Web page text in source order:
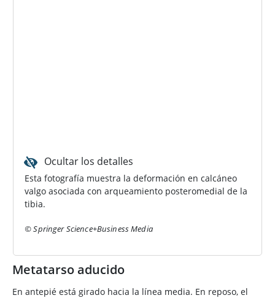
Ocultar los detalles
Esta fotografía muestra la deformación en calcáneo
valgo asociada con arqueamiento posteromedial de la
tibia.
© Springer Science+Business Media
Metatarso aducido
En antepié está girado hacia la línea media. En reposo, el